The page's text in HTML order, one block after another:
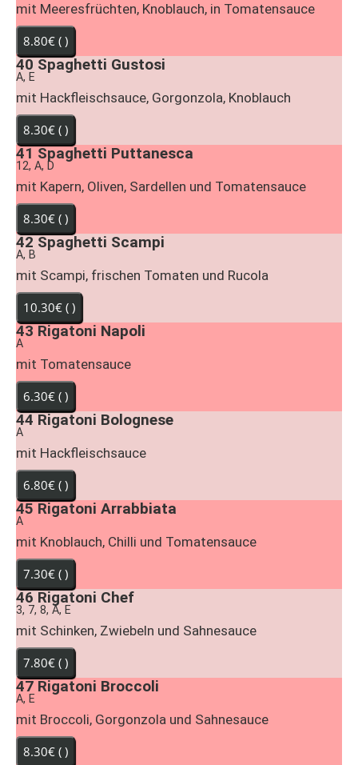
mit Meeresfrüchten, Knoblauch, in Tomatensauce
40Spaghetti Gustosi
A, E
mit Hackfleischsauce, Gorgonzola, Knoblauch
41Spaghetti Puttanesca
12, A, D
mit Kapern, Oliven, Sardellen und Tomatensauce
42Spaghetti Scampi
A, B
mit Scampi, frischen Tomaten und Rucola
43Rigatoni Napoli
A
mit Tomatensauce
44Rigatoni Bolognese
A
mit Hackfleischsauce
45Rigatoni Arrabbiata
A
mit Knoblauch, Chilli und Tomatensauce
46Rigatoni Chef
3, 7, 8, A, E
mit Schinken, Zwiebeln und Sahnesauce
47Rigatoni Broccoli
A, E
mit Broccoli, Gorgonzola und Sahnesauce